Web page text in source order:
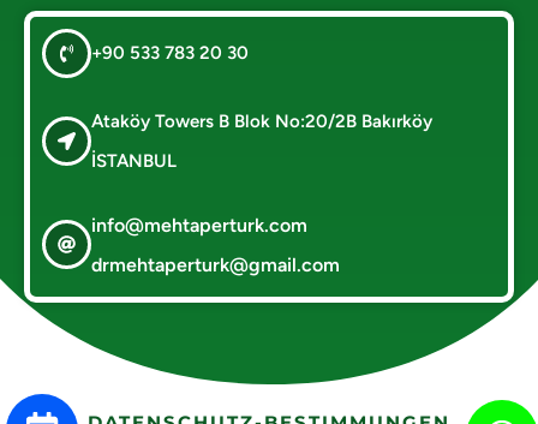
+90 533 783 20 30
Ataköy Towers B Blok No:20/2B Bakırköy
İSTANBUL
info@mehtaperturk.com
drmehtaperturk@gmail.com